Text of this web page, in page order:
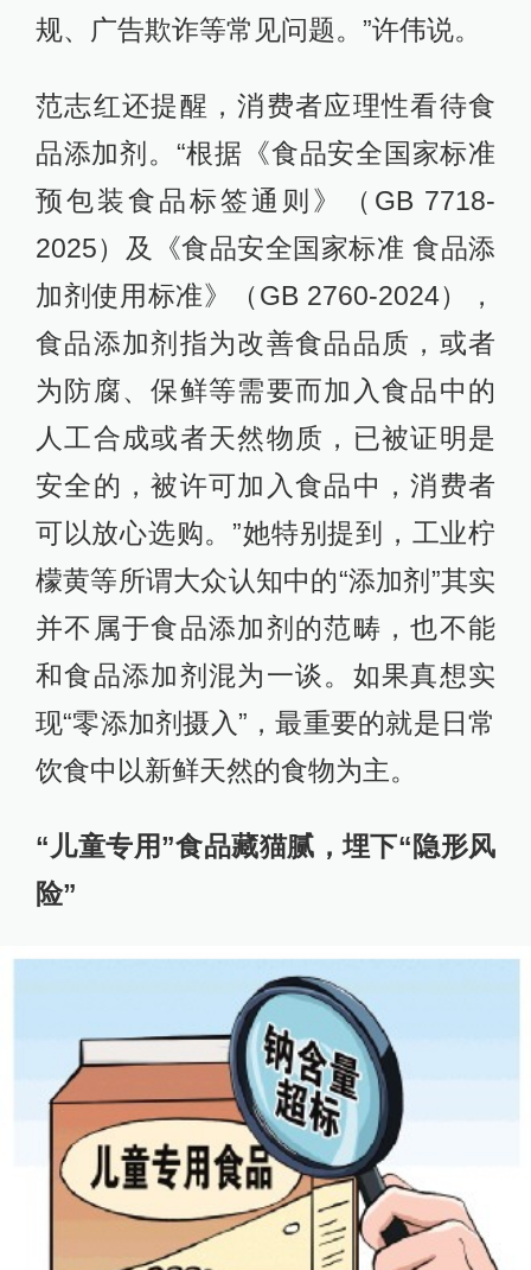
规、广告欺诈等常见问题。”许伟说。
范志红还提醒，消费者应理性看待食
品添加剂。“根据《食品安全国家标准
预包装食品标签通则》（GB 7718-
2025）及《食品安全国家标准 食品添
加剂使用标准》（GB 2760-2024），
食品添加剂指为改善食品品质，或者
为防腐、保鲜等需要而加入食品中的
人工合成或者天然物质，已被证明是
安全的，被许可加入食品中，消费者
可以放心选购。”她特别提到，工业柠
檬黄等所谓大众认知中的“添加剂”其实
并不属于食品添加剂的范畴，也不能
和食品添加剂混为一谈。如果真想实
现“零添加剂摄入”，最重要的就是日常
饮食中以新鲜天然的食物为主。
“儿童专用”食品藏猫腻，埋下“隐形风
险”